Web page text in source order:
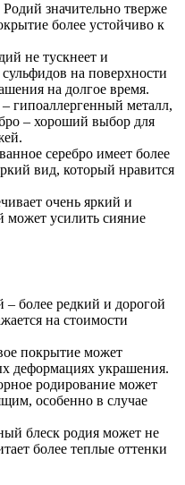
Родий значительно тверже
более устойчиво к
не тускнеет и
на поверхности
на долгое время.
гипоаллергенный металл,
– хороший выбор для
серебро имеет более
вид, который нравится
очень яркий и
усилить сияние
– более редкий и дорогой
на стоимости
покрытие может
деформациях украшения.
родирование может
особенно в случае
блеск родия может не
более теплые оттенки